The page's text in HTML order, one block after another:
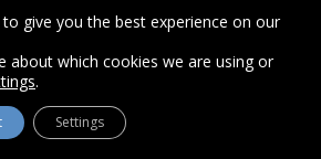
give you the best experience on our
about which cookies we are using or
.
Settings